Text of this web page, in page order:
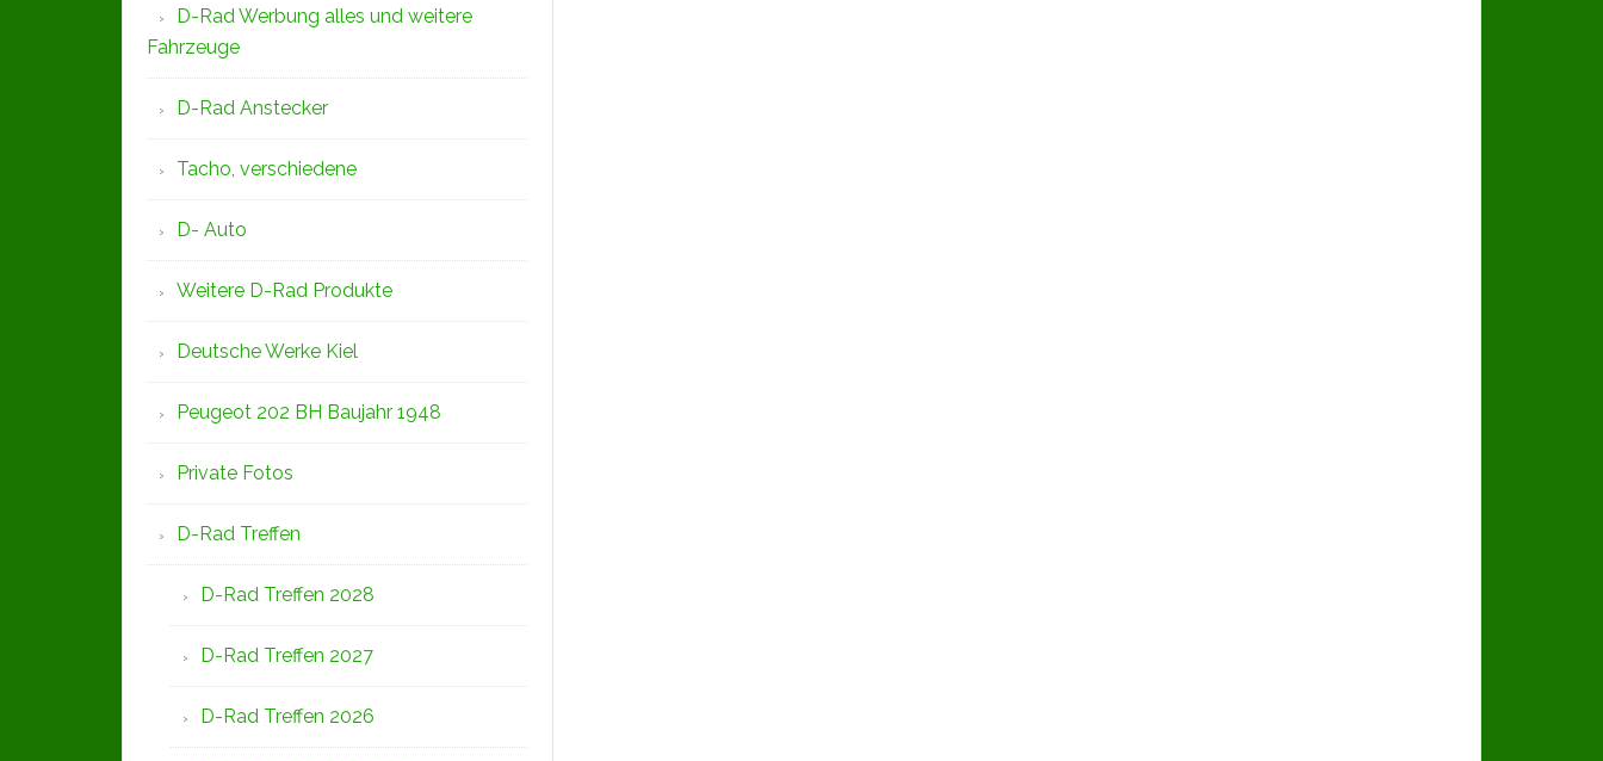
D-Rad Werbung alles und weitere
Fahrzeuge
D-Rad Anstecker
Tacho, verschiedene
D- Auto
Weitere D-Rad Produkte
Deutsche Werke Kiel
Peugeot 202 BH Baujahr 1948
Private Fotos
D-Rad Treffen
D-Rad Treffen 2028
D-Rad Treffen 2027
D-Rad Treffen 2026